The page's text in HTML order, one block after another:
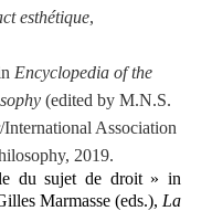
esthétique,
Encyclopedia of the
(edited by M.N.S.
Association
2019.
du sujet de droit » in
Marmasse (eds.), La